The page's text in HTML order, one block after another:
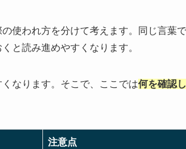
使われ方を分けて考えます。同じ言葉
と読み進めやすくなります。
なります。そこで、ここでは何を確認
注意点